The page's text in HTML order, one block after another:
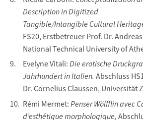
Description in Digitized
Tangible/Intangible Cultural
FS20, Erstbetreuer Prof. Dr.
National Technical University of
Evelyne Vitali:Die erotische
Jahrhundert in Italien. Abschluss
Dr. Cornelius Claussen, Universität
Rémi Mermet:Penser Wölfflin avec
d’esthétique morphologique,